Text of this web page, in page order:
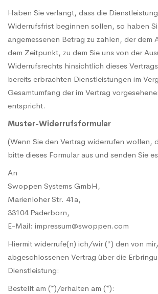
Haben Sie verlangt, dass die
Widerrufsfrist beginnen sollen, so haben
angemessenen Betrag zu zahlen, der dem
dem Zeitpunkt, zu dem Sie uns von der
Widerrufsrechts hinsichtlich dieses
bereits erbrachten Dienstleistungen im
Gesamtumfang der im Vertrag
entspricht.
Muster-Widerrufsformular
(Wenn Sie den Vertrag widerrufen wollen,
bitte dieses Formular aus und senden Sie
An
Swoppen Systems GmbH,
Marienloher Str. 41a,
33104 Paderborn,
E-Mail: impressum@swoppen.com
Hiermit widerrufe(n) ich/wir (*) den von
abgeschlossenen Vertrag über die
Dienstleistung:
Bestellt am (*)/erhalten am (*):